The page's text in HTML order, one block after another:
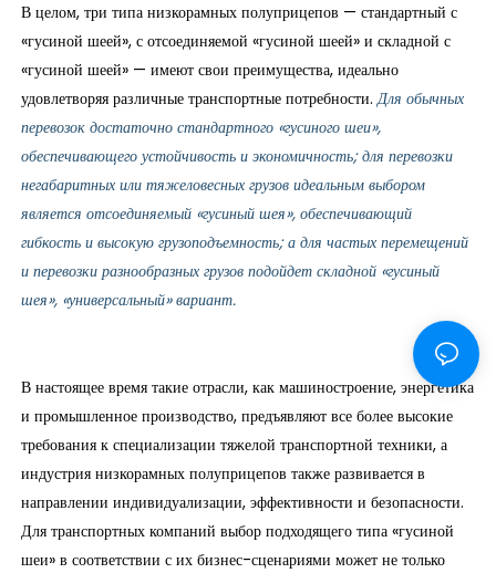
В целом, три типа низкорамных полуприцепов — стандартный с
«гусиной шеей», с отсоединяемой «гусиной шеей» и складной с
«гусиной шеей» — имеют свои преимущества, идеально
удовлетворяя различные транспортные потребности.Для обычных
перевозок достаточно стандартного «гусиного шеи»,
обеспечивающего устойчивость и экономичность; для перевозки
негабаритных или тяжеловесных грузов идеальным выбором
является отсоединяемый «гусиный шея», обеспечивающий
гибкость и высокую грузоподъемность; а для частых перемещений
и перевозки разнообразных грузов подойдет складной «гусиный
шея», «универсальный» вариант.
В настоящее время такие отрасли, как машиностроение, энергетика
и промышленное производство, предъявляют все более высокие
требования к специализации тяжелой транспортной техники, а
индустрия низкорамных полуприцепов также развивается в
направлении индивидуализации, эффективности и безопасности.
Для транспортных компаний выбор подходящего типа «гусиной
шеи» в соответствии с их бизнес-сценариями может не только